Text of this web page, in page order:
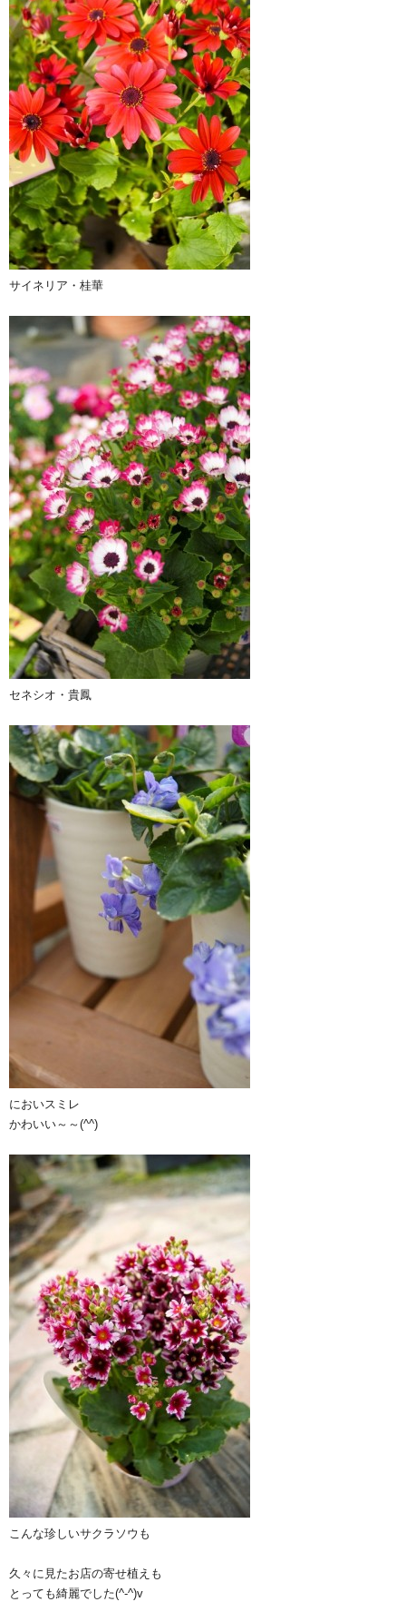
サイネリア・桂華
セネシオ・貴鳳
においスミレ
かわいい～～(^^)
こんな珍しいサクラソウも
久々に見たお店の寄せ植えも
とっても綺麗でした(^-^)v